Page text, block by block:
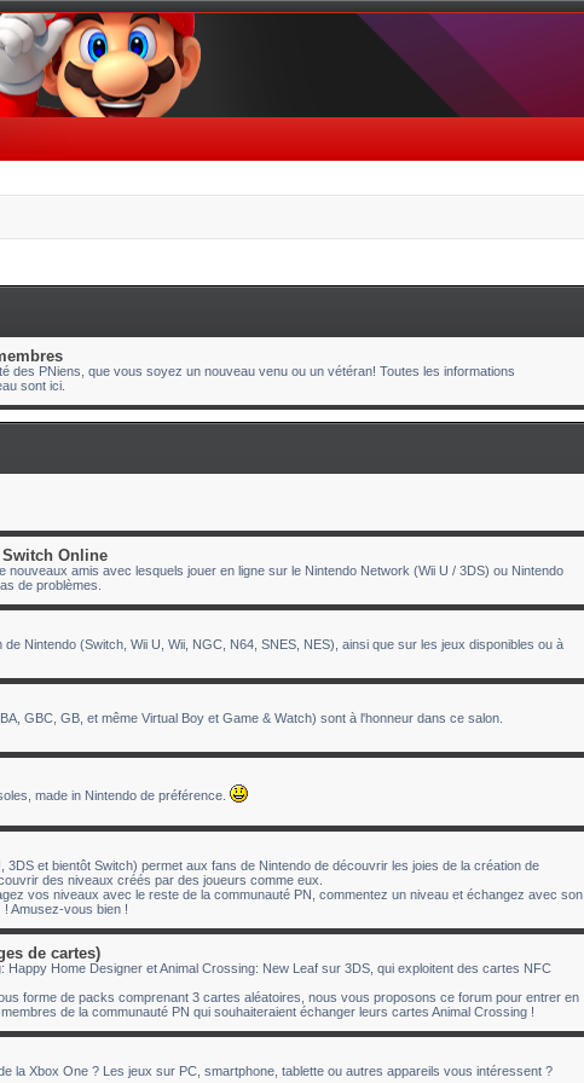
des PNiens, que vous soyez un nouveau venu ou un vétéran! Toutes les informations
sont ici.
Online
nouveaux amis avec lesquels jouer en ligne sur le Nintendo Network (Wii U / 3DS) ou Nintendo
de problèmes.
Nintendo (Switch, Wii U, Wii, NGC, N64, SNES, NES), ainsi que sur les jeux disponibles ou à
GBC, GB, et même Virtual Boy et Game & Watch) sont à l'honneur dans ce salon.
made in Nintendo de préférence.
3DS et bientôt Switch) permet aux fans de Nintendo de découvrir les joies de la création de
des niveaux créés par des joueurs comme eux.
vos niveaux avec le reste de la communauté PN, commentez un niveau et échangez avec son
Amusez-vous bien !
de cartes)
Happy Home Designer et Animal Crossing: New Leaf sur 3DS, qui exploitent des cartes NFC
forme de packs comprenant 3 cartes aléatoires, nous vous proposons ce forum pour entrer en
de la communauté PN qui souhaiteraient échanger leurs cartes Animal Crossing !
la Xbox One ? Les jeux sur PC, smartphone, tablette ou autres appareils vous intéressent ?